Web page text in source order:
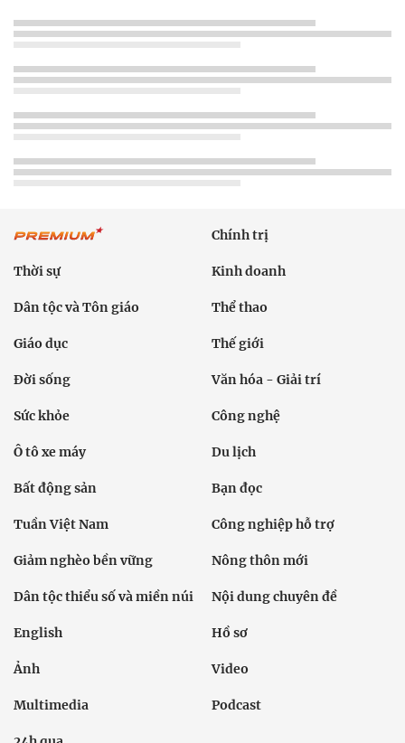
Chính trị
Thời sự Kinh doanh
Dân tộc và Tôn giáo Thể thao
Giáo dục Thế giới
Đời sống Văn hóa - Giải trí
Sức khỏe Công nghệ
Ô tô xe máy Du lịch
Bất động sản Bạn đọc
Tuần Việt Nam Công nghiệp hỗ trợ
Giảm nghèo bền vững Nông thôn mới
Dân tộc thiểu số và miền núi Nội dung chuyên đề
English Hồ sơ
Ảnh Video
Multimedia Podcast